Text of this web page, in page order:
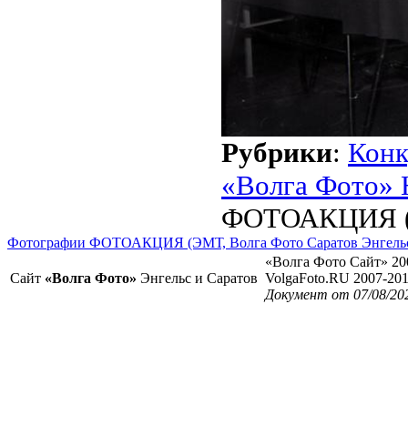
Рубрики:
«Волга Фото»
ФОТОАКЦИЯ
Фотографии ФОТОАКЦИЯ (ЭМТ, Волга Фото Саратов
Сайт «Волга Фото» Энгельс и Саратов
«Волга Фото Сайт»
VolgaFoto.RU 2007-
Документ от 07/08/